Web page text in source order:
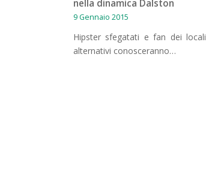
nella dinamica Dalston
9 Gennaio 2015
Hipster sfegatati e fan dei locali
alternativi conosceranno…